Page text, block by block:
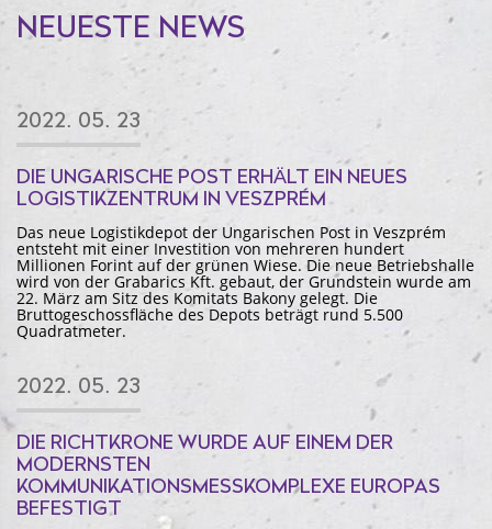
NEUESTE NEWS
2022. 05. 23
DIE UNGARISCHE POST ERHÄLT EIN NEUES
LOGISTIKZENTRUM IN VESZPRÉM
Das neue Logistikdepot der Ungarischen Post in Veszprém
entsteht mit einer Investition von mehreren hundert
Millionen Forint auf der grünen Wiese. Die neue Betriebshalle
wird von der Grabarics Kft. gebaut, der Grundstein wurde am
22. März am Sitz des Komitats Bakony gelegt. Die
Bruttogeschossfläche des Depots beträgt rund 5.500
Quadratmeter.
2022. 05. 23
DIE RICHTKRONE WURDE AUF EINEM DER
MODERNSTEN
KOMMUNIKATIONSMESSKOMPLEXE EUROPAS
BEFESTIGT